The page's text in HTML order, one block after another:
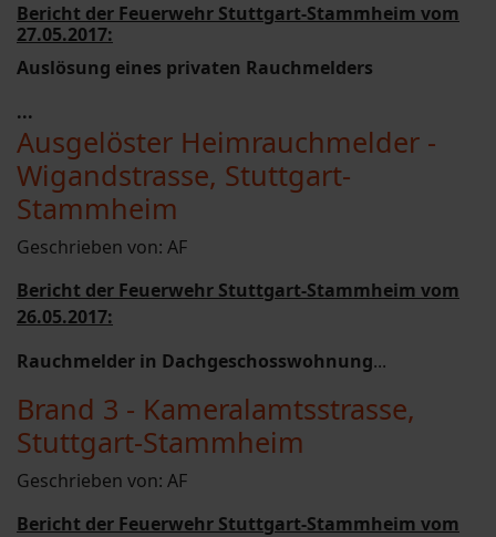
Bericht der Feuerwehr Stuttgart-Stammheim vom
27.05.2017:
Auslösung eines privaten Rauchmelders
...
Ausgelöster Heimrauchmelder -
Wigandstrasse, Stuttgart-
Stammheim
Geschrieben von: AF
Bericht der Feuerwehr Stuttgart-Stammheim vom
26.05.2017:
Rauchmelder in Dachgeschosswohnung...
Brand 3 - Kameralamtsstrasse,
Stuttgart-Stammheim
Geschrieben von: AF
Bericht der Feuerwehr Stuttgart-Stammheim vom